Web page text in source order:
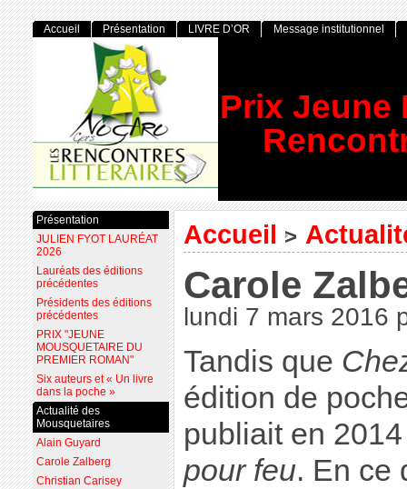
Prix Jeune
Accueil >
Carole
lundi 7 mars 2016
Tandis que
édition de
publiait en
pour feu. En ce
Accueil Présentation LIVRE D’OR Message institutionnel
Présentation
JULIEN FYOT LAURÉAT
2026
Lauréats des éditions
précédentes
Présidents des éditions
précédentes
PRIX "JEUNE
MOUSQUETAIRE DU
PREMIER ROMAN"
Six auteurs et « Un livre
dans la poche »
Actualité des
Mousquetaires
Alain Guyard
Carole Zalberg
Christian Carisey